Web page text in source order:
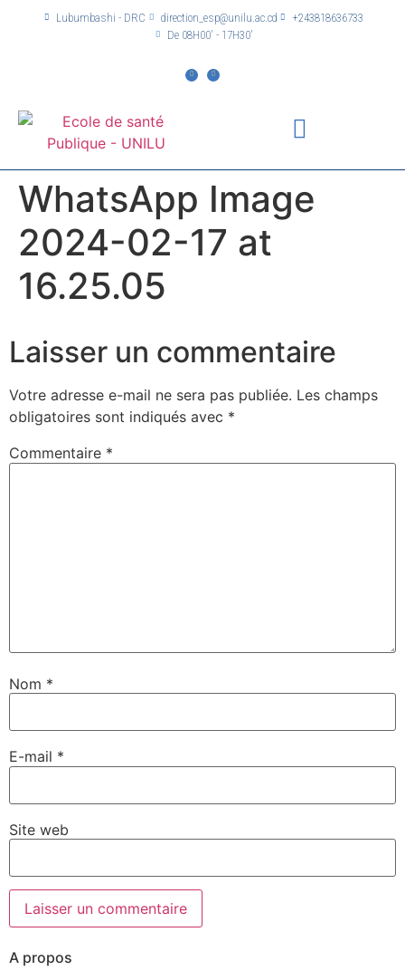
Lubumbashi - DRC direction_esp@unilu.ac.cd
+243818636733
De 08H00' - 17H30'
WhatsApp Image
2024-02-17 at
16.25.05
Laisser un commentaire
Votre adresse e-mail ne sera pas publiée. Les champs
obligatoires sont indiqués avec *
Commentaire *
Nom *
E-mail *
Site web
A propos